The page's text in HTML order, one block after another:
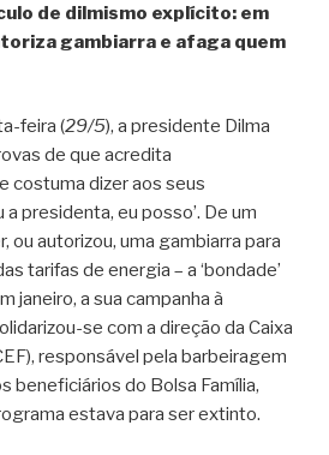
de dilmismo explícito: em
gambiarra e afaga quem
feira (29/5), a presidente Dilma
de que acredita
costuma dizer aos seus
a presidenta, eu posso’. De um
ou autorizou, uma gambiarra para
tarifas de energia – a ‘bondade’
janeiro, a sua campanha à
se com a direção da Caixa
responsável pela barbeiragem
beneficiários do Bolsa Família,
estava para ser extinto.